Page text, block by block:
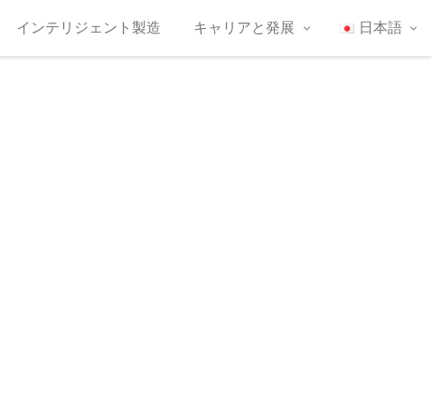
インテリジェント製造 キャリアと発展 日本語